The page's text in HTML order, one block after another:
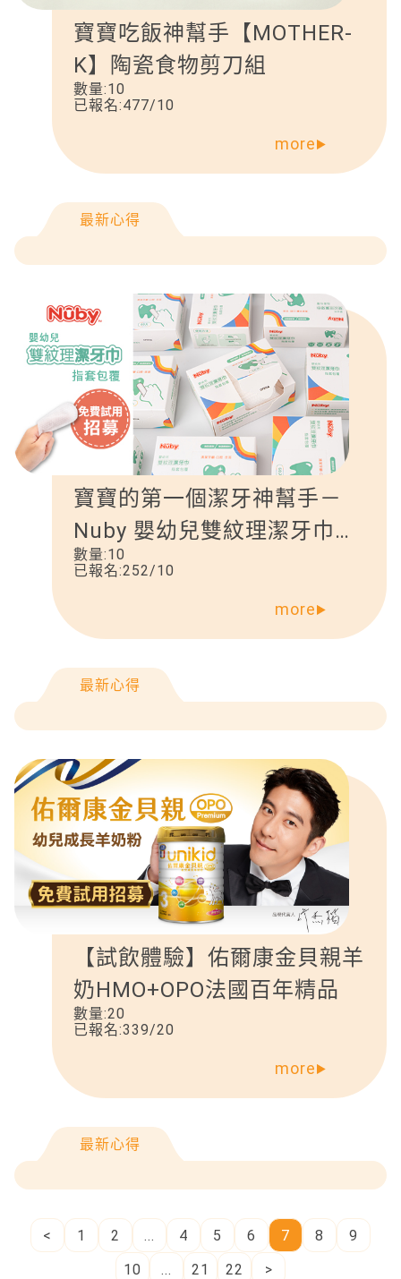
寶寶吃飯神幫手【MOTHER-
K】陶瓷食物剪刀組
數量:10
已報名:477/10
more
最新心得
寶寶的第一個潔牙神幫手－
Nuby 嬰幼兒雙紋理潔牙巾
（指套包覆）
數量:10
已報名:252/10
more
最新心得
【試飲體驗】佑爾康金貝親羊
奶HMO+OPO法國百年精品
數量:20
已報名:339/20
more
最新心得
< 1 2 ... 4 5 6 7 8
9
10
... 21 22 >